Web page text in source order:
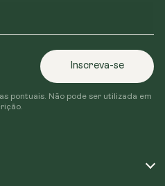
Inscreva-se
pontuais. Não pode ser utilizada em